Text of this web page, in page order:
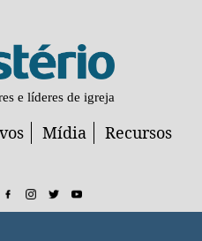
e líderes de igreja
Mídia Recursos